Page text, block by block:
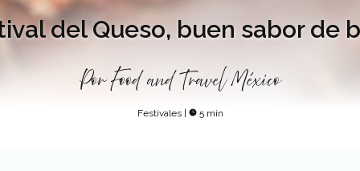
del Queso, buen sabor de
Por Food and Travel México
Festivales 5 min